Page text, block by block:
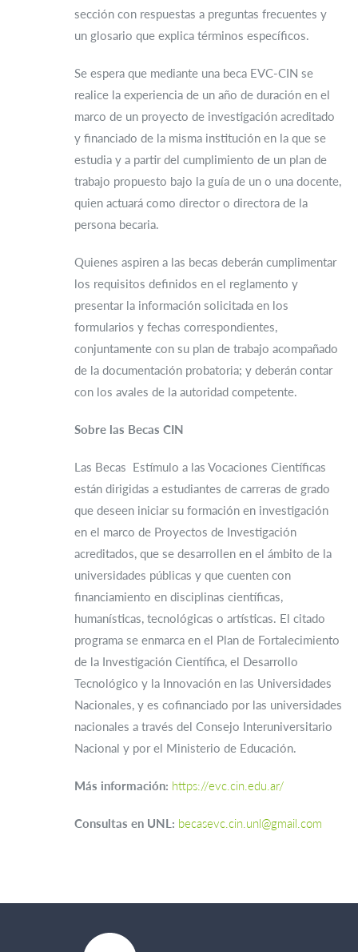
sección con respuestas a preguntas frecuentes y
un glosario que explica términos específicos.
Se espera que mediante una beca EVC-CIN se
realice la experiencia de un año de duración en el
marco de un proyecto de investigación acreditado
y financiado de la misma institución en la que se
estudia y a partir del cumplimiento de un plan de
trabajo propuesto bajo la guía de un o una docente,
quien actuará como director o directora de la
persona becaria.
Quienes aspiren a las becas deberán cumplimentar
los requisitos definidos en el reglamento y
presentar la información solicitada en los
formularios y fechas correspondientes,
conjuntamente con su plan de trabajo acompañado
de la documentación probatoria; y deberán contar
con los avales de la autoridad competente.
Sobre las Becas CIN
Las Becas Estímulo a las Vocaciones Científicas
están dirigidas a estudiantes de carreras de grado
que deseen iniciar su formación en investigación
en el marco de Proyectos de Investigación
acreditados, que se desarrollen en el ámbito de la
universidades públicas y que cuenten con
financiamiento en disciplinas científicas,
humanísticas, tecnológicas o artísticas. El citado
programa se enmarca en el Plan de Fortalecimiento
de la Investigación Científica, el Desarrollo
Tecnológico y la Innovación en las Universidades
Nacionales, y es cofinanciado por las universidades
nacionales a través del Consejo Interuniversitario
Nacional y por el Ministerio de Educación.
Más información: https://evc.cin.edu.ar/
Consultas en UNL: becasevc.cin.unl@gmail.com